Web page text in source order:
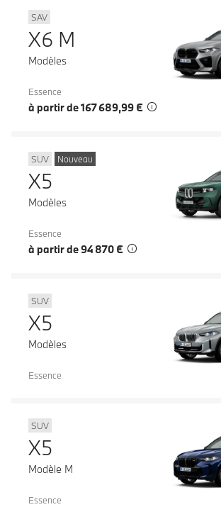
SAV
X6 M
Modèles
Essence
à partir de 167 689,99 €
SUV Nouveau
X5
Modèles
Essence
à partir de 94 870 €
SUV
X5
Modèles
Essence
SUV
X5
Modèle M
Essence